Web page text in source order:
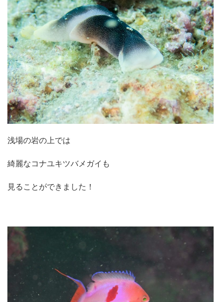
浅場の岩の上では
綺麗なコナユキツバメガイも
見ることができました！